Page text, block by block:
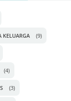
KELUARGA (9)
(4)
(3)